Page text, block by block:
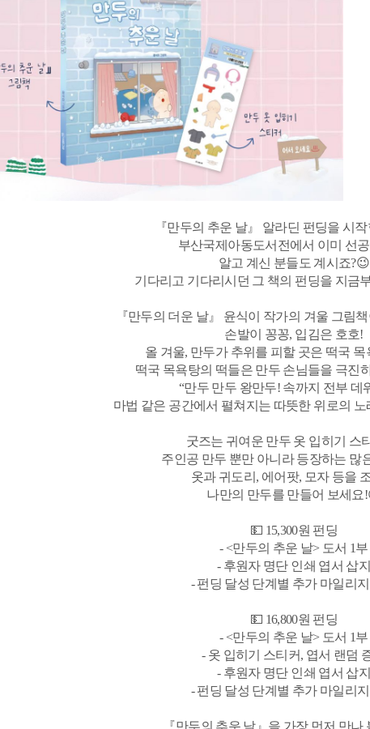
『만두의 추운 날』 알라딘 펀딩을 시
부산국제아동도서전에서 이미 선
알고 계신 분들도 계시죠?😉
기다리고 기다리시던 그 책의 펀딩을 지금
『만두의 더운 날』 윤식이 작가의 겨울 그림
손발이 꽁꽁, 입김은 호호!
올 겨울, 만두가 추위를 피할 곳은 떡국
떡국 목욕탕의 떡들은 만두 손님들을 극진
“만두 만두 왕만두! 속까지 전부 데
마법 같은 공간에서 펼쳐지는 따뜻한 위로의
굿즈는 귀여운 만두 옷 입히기 스
주인공 만두 뿐만 아니라 등장하는 많
옷과 귀도리, 에어팟, 모자 등을
나만의 만두를 만들어 보세요
💵 15,300원 펀딩
- <만두의 추운 날> 도서 1부
- 후원자 명단 인쇄 엽서 삽
- 펀딩 달성 단계별 추가 마일리
💵 16,800원 펀딩
- <만두의 추운 날> 도서 1부
- 옷 입히기 스티커, 엽서 랜덤
- 후원자 명단 인쇄 엽서 삽
- 펀딩 달성 단계별 추가 마일리
『만두의 추운 날』을 가장 먼저 만나